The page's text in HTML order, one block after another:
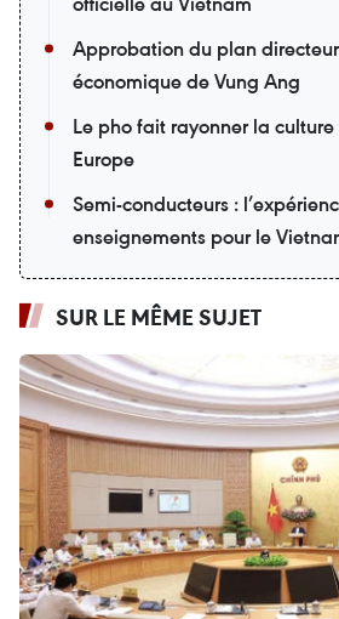
Approbation du plan
économique de Vung Ang
Le pho fait rayonner la
Europe
Semi-conducteurs :
enseignements pour le
SUR LE MÊME SUJET